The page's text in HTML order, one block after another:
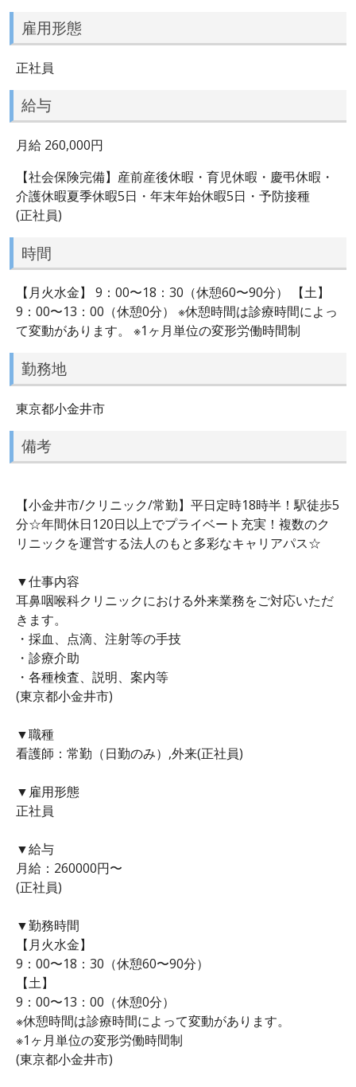
雇用形態
正社員
給与
月給 260,000円
【社会保険完備】産前産後休暇・育児休暇・慶弔休暇・
介護休暇夏季休暇5日・年末年始休暇5日・予防接種
(正社員)
時間
【月火水金】 9：00〜18：30（休憩60〜90分） 【土】
9：00〜13：00（休憩0分） ※休憩時間は診療時間によっ
て変動があります。 ※1ヶ月単位の変形労働時間制
勤務地
東京都小金井市
備考
【小金井市/クリニック/常勤】平日定時18時半！駅徒歩5
分☆年間休日120日以上でプライベート充実！複数のク
リニックを運営する法人のもと多彩なキャリアパス☆
▼仕事内容
耳鼻咽喉科クリニックにおける外来業務をご対応いただ
きます。
・採血、点滴、注射等の手技
・診療介助
・各種検査、説明、案内等
(東京都小金井市)
▼職種
看護師：常勤（日勤のみ）,外来(正社員)
▼雇用形態
正社員
▼給与
月給：260000円〜
(正社員)
▼勤務時間
【月火水金】
9：00〜18：30（休憩60〜90分）
【土】
9：00〜13：00（休憩0分）
※休憩時間は診療時間によって変動があります。
※1ヶ月単位の変形労働時間制
(東京都小金井市)